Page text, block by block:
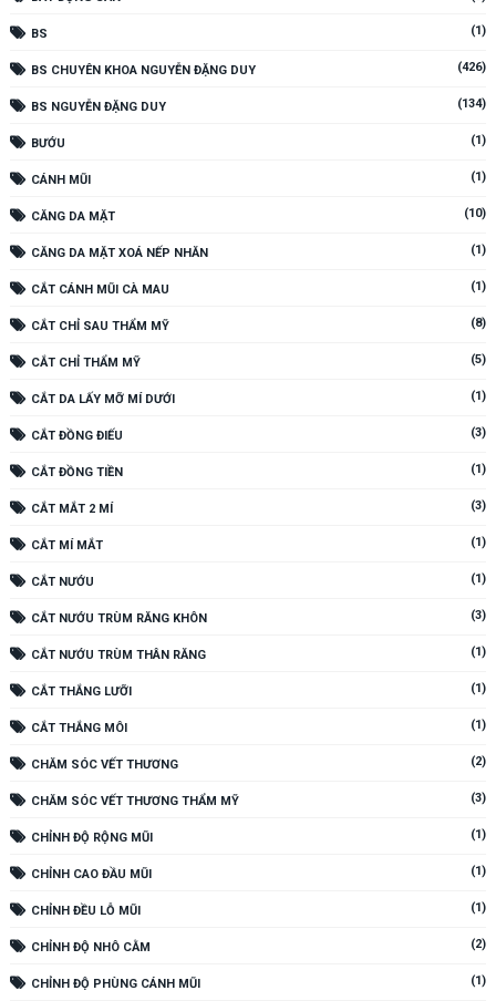
BS (1)
BS CHUYÊN KHOA NGUYỄN ĐẶNG DUY (426)
BS NGUYỄN ĐẶNG DUY (134)
BƯỚU (1)
CÁNH MŨI (1)
CĂNG DA MẶT (10)
CĂNG DA MẶT XOÁ NẾP NHĂN (1)
CẮT CÁNH MŨI CÀ MAU (1)
CẮT CHỈ SAU THẨM MỸ (8)
CẮT CHỈ THẨM MỸ (5)
CẮT DA LẤY MỠ MÍ DƯỚI (1)
CẮT ĐỒNG ĐIẾU (3)
CẮT ĐỒNG TIỀN (1)
CẮT MẮT 2 MÍ (3)
CẮT MÍ MẮT (1)
CẮT NƯỚU (1)
CẮT NƯỚU TRÙM RĂNG KHÔN (3)
CẮT NƯỚU TRÙM THÂN RĂNG (1)
CẮT THẮNG LƯỠI (1)
CẮT THẮNG MÔI (1)
CHĂM SÓC VẾT THƯƠNG (2)
CHĂM SÓC VẾT THƯƠNG THẨM MỸ (3)
CHỈNH ĐỘ RỘNG MŨI (1)
CHỈNH CAO ĐẦU MŨI (1)
CHỈNH ĐỀU LỖ MŨI (1)
CHỈNH ĐỘ NHÔ CẰM (2)
CHỈNH ĐỘ PHÙNG CÁNH MŨI (1)